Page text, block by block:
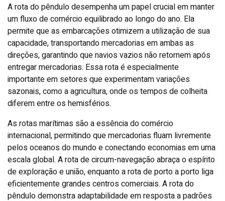
A rota do pêndulo desempenha um papel crucial em manter
um fluxo de comércio equilibrado ao longo do ano. Ela
permite que as embarcações otimizem a utilização de sua
capacidade, transportando mercadorias em ambas as
direções, garantindo que navios vazios não retornem após
entregar mercadorias. Essa rota é especialmente
importante em setores que experimentam variações
sazonais, como a agricultura, onde os tempos de colheita
diferem entre os hemisférios.
As rotas marítimas são a essência do comércio
internacional, permitindo que mercadorias fluam livremente
pelos oceanos do mundo e conectando economias em uma
escala global. A rota de circum-navegação abraça o espírito
de exploração e união, enquanto a rota de porto a porto liga
eficientemente grandes centros comerciais. A rota do
pêndulo demonstra adaptabilidade em resposta a padrões